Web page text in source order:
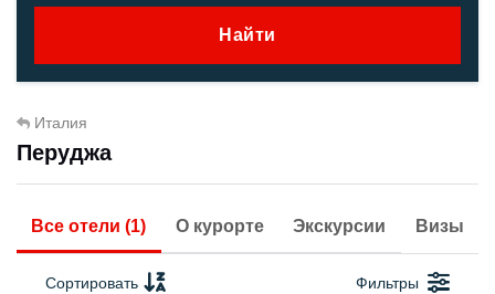
Найти
Италия
Перуджа
Все отели (1) О курорте Экскурсии Визы
Сортировать Фильтры